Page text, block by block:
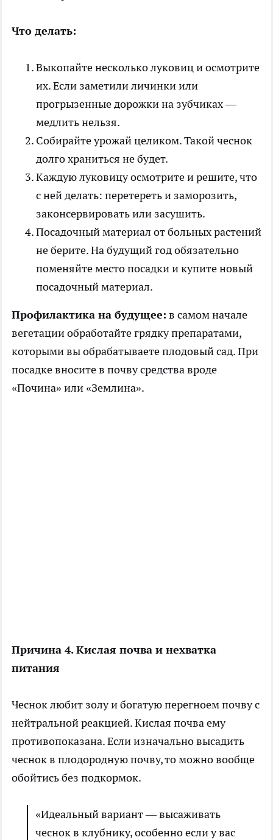
Что делать:
Выкопайте несколько луковиц и осмотрите
их. Если заметили личинки или
прогрызенные дорожки на зубчиках —
медлить нельзя.
Собирайте урожай целиком. Такой чеснок
долго храниться не будет.
Каждую луковицу осмотрите и решите, что
с ней делать: перетереть и заморозить,
законсервировать или засушить.
Посадочный материал от больных растений
не берите. На будущий год обязательно
поменяйте место посадки и купите новый
посадочный материал.
Профилактика на будущее: в самом начале
вегетации обработайте грядку препаратами,
которыми вы обрабатываете плодовый сад. При
посадке вносите в почву средства вроде
«Почина» или «Землина».
Причина 4. Кислая почва и нехватка
питания
Чеснок любит золу и богатую перегноем почву с
нейтральной реакцией. Кислая почва ему
противопоказана. Если изначально высадить
чеснок в плодородную почву, то можно вообще
обойтись без подкормок.
«Идеальный вариант — высаживать
чеснок в клубнику, особенно если у вас